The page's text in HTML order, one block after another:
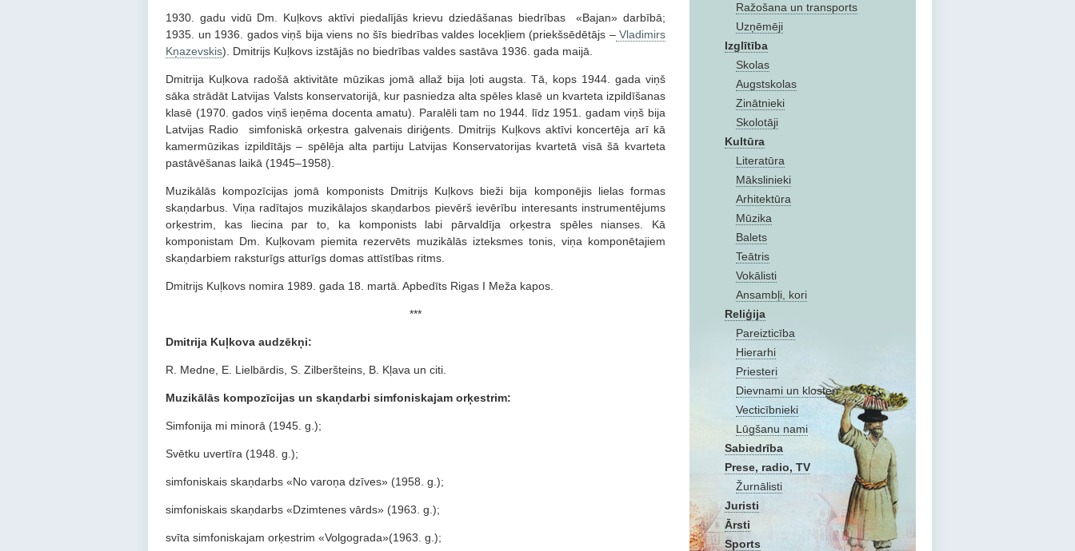
Ražošana un transports
Uzņēmēji
Izglītība
Skolas
Augstskolas
Zinātnieki
Skolotāji
Kultūra
Literatūra
Mākslinieki
Arhitektūra
Mūzika
Balets
Teātris
Vokālisti
Ansambļi, kori
Reliģija
Pareizticība
Hierarhi
Priesteri
Dievnami un klosteri
Vecticībnieki
Lūgšanu nami
Sabiedrība
Prese, radio, TV
Žurnālisti
Juristi
Ārsti
Sports
1930. gadu vidū Dm. Kuļkovs aktīvi piedalījās krievu dziedāšanas biedrības «Bajan» darbībā;
1935. un 1936. gados viņš bija viens no šīs biedrības valdes locekļiem (priekšsēdētājs –Vladimirs
Kņazevskis). Dmitrijs Kuļkovs izstājās no biedrības valdes sastāva 1936. gada maijā.
Dmitrija Kuļkova radošā aktivitāte mūzikas jomā allaž bija ļoti augsta. Tā, kops 1944. gada viņš
sāka strādāt Latvijas Valsts konservatorijā, kur pasniedza alta spēles klasē un kvarteta izpildīšanas
klasē (1970. gados viņš ieņēma docenta amatu). Paralēli tam no 1944. līdz 1951. gadam viņš bija
Latvijas Radio simfoniskā orķestra galvenais diriģents. Dmitrijs Kuļkovs aktīvi koncertēja arī kā
kamermūzikas izpildītājs – spēlēja alta partiju Latvijas Konservatorijas kvartetā visā šā kvarteta
pastāvēšanas laikā (1945–1958).
Muzikālās kompozīcijas jomā komponists Dmitrijs Kuļkovs bieži bija komponējis lielas formas
skaņdarbus. Viņa radītajos muzikālajos skaņdarbos pievērš ievērību interesants instrumentējums
orķestrim, kas liecina par to, ka komponists labi pārvaldīja orķestra spēles nianses. Kā
komponistam Dm. Kuļkovam piemita rezervēts muzikālās izteksmes tonis, viņa komponētajiem
skaņdarbiem raksturīgs atturīgs domas attīstības ritms.
Dmitrijs Kuļkovs nomira 1989. gada 18. martā. Apbedīts Rigas I Meža kapos.
***
Dmitrija Kuļkova audzēkņi:
R. Medne, E. Lielbārdis, S. Zilberšteins, B. Kļava un citi.
Muzikālās kompozīcijas un skaņdarbi simfoniskajam orķestrim:
Simfonija mi minorā (1945. g.);
Svētku uvertīra (1948. g.);
simfoniskais skaņdarbs «No varoņa dzīves» (1958. g.);
simfoniskais skaņdarbs «Dzimtenes vārds» (1963. g.);
svīta simfoniskajam orķestrim «Volgograda»(1963. g.);